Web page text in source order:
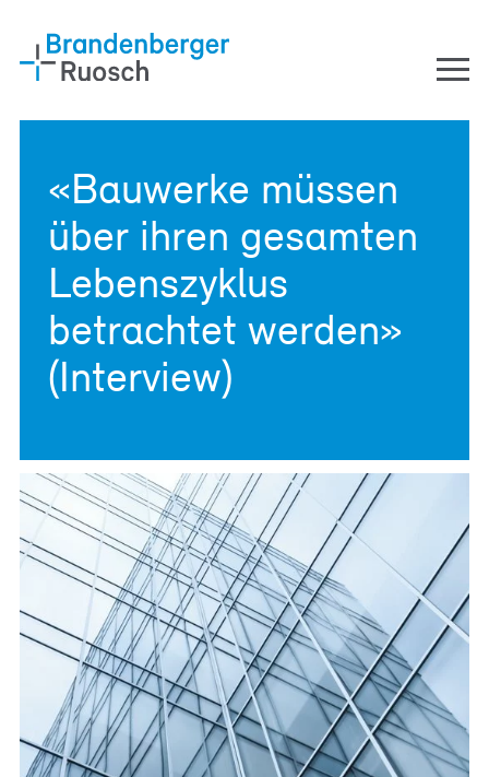
Zur Navigation springen
Dienstleistungen
Bauherrenberatung
Immobilienberatung
Unternehmensberatung
Unternehmen
Team
Jobs
Referenzen
Bauherrenberatung
Immobilienberatung
Unternehmensberatung
Publikationen
News
Fachartikel
PM-Fachbuch
«Bauwerke müssen
über ihren gesamten
Lebenszyklus
betrachtet werden»
(Interview)